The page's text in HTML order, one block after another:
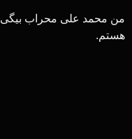
من محمد علی محراب بیگی
هستم.